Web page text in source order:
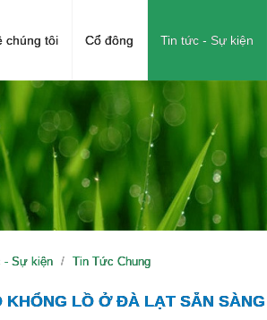
chúng tôi Cổ đông Tin tức - Sự kiện
- Sự kiện Tin Tức Chung
KHỔNG LỒ Ở ĐÀ LẠT SẴN